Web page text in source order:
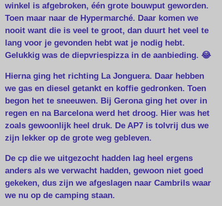
winkel is afgebroken, één grote bouwput geworden.
Toen maar naar de Hypermarché. Daar komen we
nooit want die is veel te groot, dan duurt het veel te
lang voor je gevonden hebt wat je nodig hebt.
Gelukkig was de diepvriespizza in de aanbieding. 😂
Hierna ging het richting La Jonguera. Daar hebben
we gas en diesel getankt en koffie gedronken. Toen
begon het te sneeuwen. Bij Gerona ging het over in
regen en na Barcelona werd het droog. Hier was het
zoals gewoonlijk heel druk. De AP7 is tolvrij dus we
zijn lekker op de grote weg gebleven.
De cp die we uitgezocht hadden lag heel ergens
anders als we verwacht hadden, gewoon niet goed
gekeken, dus zijn we afgeslagen naar Cambrils waar
we nu op de camping staan.